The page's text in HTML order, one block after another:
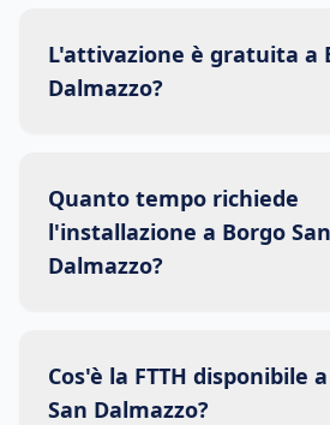
L'attivazione è gratuita a
Dalmazzo?
Quanto tempo richiede
l'installazione a Borgo San
Dalmazzo?
Cos'è la FTTH disponibile
San Dalmazzo?